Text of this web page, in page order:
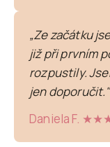
„Ze začátku
již při prvním
rozpustily.
jen doporučit."
Daniela F.